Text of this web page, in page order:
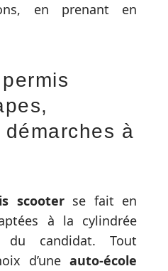
en prenant en
à
scooterse fait en
à la cylindrée
candidat. Tout
d’une auto-école